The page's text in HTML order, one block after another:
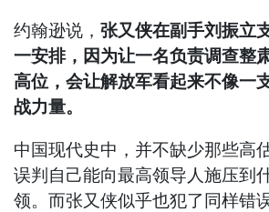
约翰逊说，张又侠在副手刘振立
一安排，因为让一名负责调查整
高位，会让解放军看起来不像一
战力量。
中国现代史中，并不缺少那些高
误判自己能向最高领导人施压到
领。而张又侠似乎也犯了同样错误